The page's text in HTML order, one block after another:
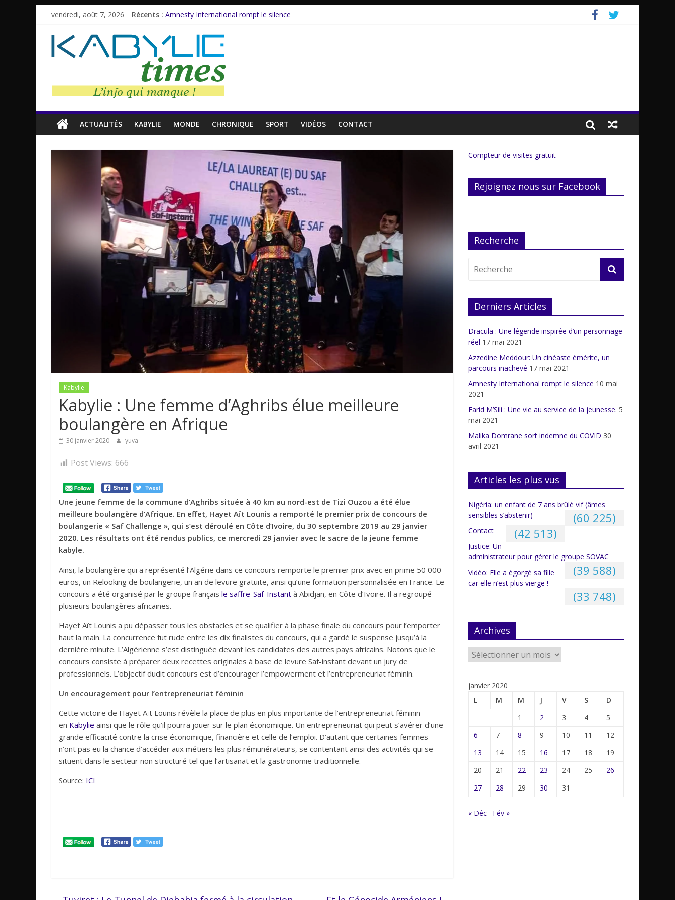
vendredi, août 7, 2026 Récents : Amnesty International rompt le silence
Malika Domrane sort indemne du COVID
Dracula : Une légende inspirée d’un personnage réel
Azzedine Meddour: Un cinéaste émérite, un parcours inachevé
ACTUALITÉS KABYLIE MONDE CHRONIQUE SPORT VIDÉOS CONTACT
Kabylie
Kabylie : Une femme d’Aghribs élue meilleure
boulangère en Afrique
30 janvier 2020 yuva
Post Views: 666
Une jeune femme de la commune d’Aghribs située à 40 km au nord-est de Tizi Ouzou a été élue
meilleure boulangère d’Afrique. En effet, Hayet Aït Lounis a remporté le premier prix de concours de
boulangerie « Saf Challenge », qui s’est déroulé en Côte d’Ivoire, du 30 septembre 2019 au 29 janvier
2020. Les résultats ont été rendus publics, ce mercredi 29 janvier avec le sacre de la jeune femme
kabyle.
Ainsi, la boulangère qui a représenté l’Algérie dans ce concours remporte le premier prix avec en prime 50 000
euros, un Relooking de boulangerie, un an de levure gratuite, ainsi qu’une formation personnalisée en France. Le
concours a été organisé par le groupe français le saffre-Saf-Instant à Abidjan, en Côte d’Ivoire. Il a regroupé
plusieurs boulangères africaines.
Hayet Aït Lounis a pu dépasser tous les obstacles et se qualifier à la phase finale du concours pour l’emporter
haut la main. La concurrence fut rude entre les dix finalistes du concours, qui a gardé le suspense jusqu’à la
dernière minute. L’Algérienne s’est distinguée devant les candidates des autres pays africains. Notons que le
concours consiste à préparer deux recettes originales à base de levure Saf-instant devant un jury de
professionnels. L’objectif dudit concours est d’encourager l’empowerment et l’entrepreneuriat féminin.
Un encouragement pour l’entrepreneuriat féminin
Cette victoire de Hayet Aït Lounis révèle la place de plus en plus importante de l’entrepreneuriat féminin
en Kabylie ainsi que le rôle qu’il pourra jouer sur le plan économique. Un entrepreneuriat qui peut s’avérer d’une
grande efficacité contre la crise économique, financière et celle de l’emploi. D’autant que certaines femmes
n’ont pas eu la chance d’accéder aux métiers les plus rémunérateurs, se contentant ainsi des activités qui se
situent dans le secteur non structuré tel que l’artisanat et la gastronomie traditionnelle.
Source: ICI
Compteur de visites gratuit
Rejoignez nous sur Facebook
Recherche
Derniers Articles
Dracula : Une légende inspirée d’un personnage
réel 17 mai 2021
Azzedine Meddour: Un cinéaste émérite, un
parcours inachevé 17 mai 2021
Amnesty International rompt le silence 10 mai
2021
Farid M’Sili : Une vie au service de la jeunesse. 5
mai 2021
Malika Domrane sort indemne du COVID 30
avril 2021
Articles les plus vus
Nigéria: un enfant de 7 ans brûlé vif (âmes
sensibles s’abstenir)
(60 225)
Contact (42 513)
Justice: Un
administrateur pour gérer le groupe SOVAC
(39 588)
Vidéo: Elle a égorgé sa fille
car elle n’est plus vierge !
(33 748)
Archives
janvier 2020
L
M M J V S
D
1
2 3 4
5
6
7 8 9 10 11
12
13
14 15 16 17 18
19
20
21 22 23 24 25
26
27
28 29 30 31
« Déc Fév »